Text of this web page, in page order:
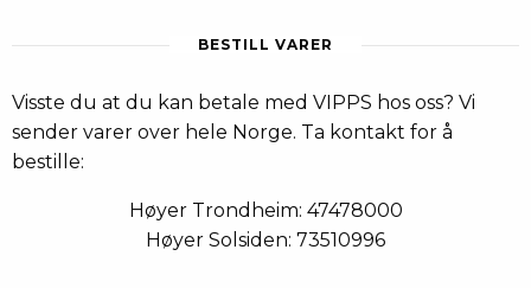
BESTILL VARER
Visste du at du kan betale med VIPPS hos oss? Vi
sender varer over hele Norge. Ta kontakt for å
bestille:
Høyer Trondheim: 47478000
Høyer Solsiden: 73510996